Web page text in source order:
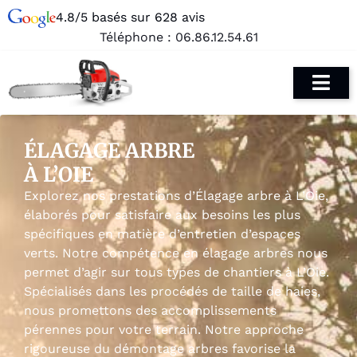
4.8/5 basés sur 628 avis
Téléphone : 06.86.12.54.61
ÉLAGAGE ARBRE
À L’OIE
Explorez nos prestations d’Élagage arbre à L’Oie,
élaborés pour satisfaire aux besoins les plus
spécifiques en matière d’entretien d’espaces
verts. Notre compétence en élagage arbres nous
permet d’agir sur tous types de chantiers à L’Oie.
Spécialisés dans les procédés de taille de haies,
nous promettons des accomplissements
pérennes pour votre terrain. Notre approche
rigoureuse du démontage arbres favorise la